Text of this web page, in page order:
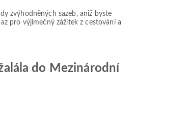
zvýhodněných sazeb, aniž byste
pro výjimečný zážitek z cestování a
do Mezinárodní